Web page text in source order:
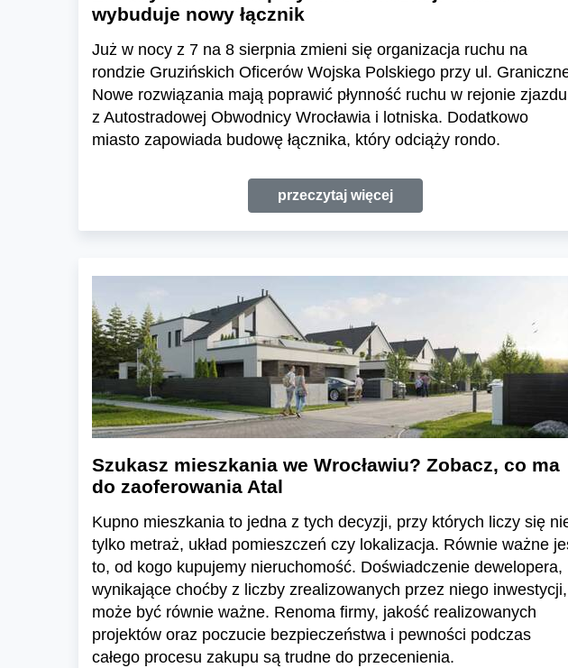
wybuduje nowy łącznik
Już w nocy z 7 na 8 sierpnia zmieni się organizacja ruchu na
rondzie Gruzińskich Oficerów Wojska Polskiego przy ul.
Nowe rozwiązania mają poprawić płynność ruchu w rejonie zjazdu
z Autostradowej Obwodnicy Wrocławia i lotniska. Dodatkowo
miasto zapowiada budowę łącznika, który odciąży rondo.
przeczytaj więcej
Szukasz mieszkania we Wrocławiu? Zobacz, co ma
do zaoferowania Atal
Kupno mieszkania to jedna z tych decyzji, przy których liczy się
tylko metraż, układ pomieszczeń czy lokalizacja. Równie ważne
to, od kogo kupujemy nieruchomość. Doświadczenie dewelopera,
wynikające choćby z liczby zrealizowanych przez niego inwestycji,
może być równie ważne. Renoma firmy, jakość realizowanych
projektów oraz poczucie bezpieczeństwa i pewności podczas
całego procesu zakupu są trudne do przecenienia.